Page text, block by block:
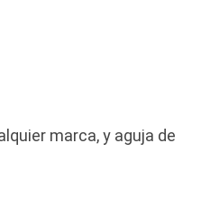
marca, y aguja de